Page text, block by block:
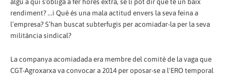
rendiment? ...i Què és una mala actitud envers la seva feina a
l’empresa? S’han buscat subterfugis per acomiadar-la per la seva
militància sindical?
La companya acomiadada era membre del comitè de la vaga que
CGT-Agroxarxa va convocar a 2014 per oposar-se a l'ERO temporal